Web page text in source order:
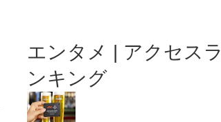
エンタメ | アクセスラ
ンキング